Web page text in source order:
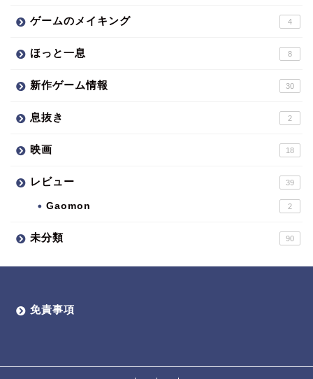
ゲームのメイキング 4
ほっと一息 8
新作ゲーム情報 30
息抜き 2
映画 18
レビュー 39
Gaomon 2
未分類 90
免責事項